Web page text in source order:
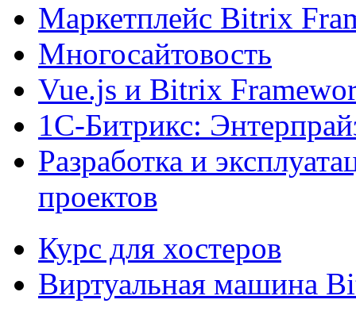
Маркетплейс Bitrix
Многосайтовость
Vue.js и Bitrix
1С-Битрикс:
Разработка и
проектов
Курс для хостеров
Виртуальная машина